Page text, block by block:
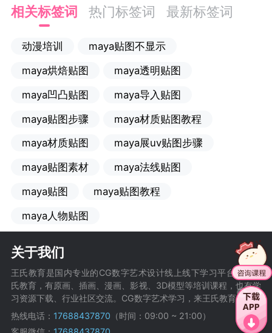
相关标签词 热门标签词 最新标签词
动漫培训
maya贴图不显示
maya烘焙贴图
maya透明贴图
maya凹凸贴图
maya导入贴图
maya贴图步骤
maya材质贴图教程
maya材质贴图
maya展uv贴图步骤
maya贴图素材
maya法线贴图
maya贴图
maya贴图教程
maya人物贴图
关于我们
王氏教育是国内专业的CG数字艺术设计线上线下学习平台，在王
氏教育，有原画、插画、漫画、影视、3D模型等培训课程，也有学
习资源下载、行业社区交流。CG数字艺术学习，来王氏教育。
热线电话： 17688437870 （时间：09:00 ~ 21:00）